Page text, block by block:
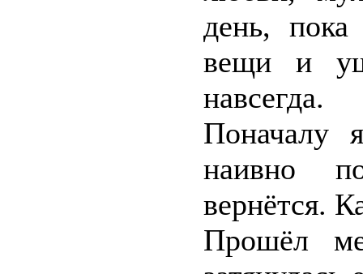
день,
вещи и
навсегда.
Поначалу
наивно
вернётся.
Прошёл